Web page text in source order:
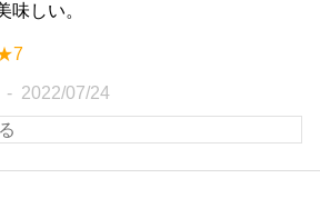
味しい。
2022/07/24